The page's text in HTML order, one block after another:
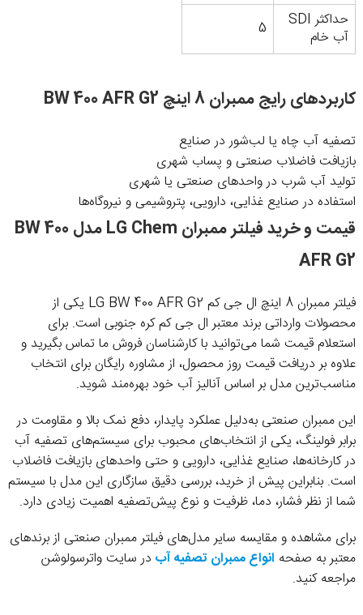
حداکثر SDI
آب خام
5
کاربردهای رایج ممبران 8 اینچ BW 400 AFR G2
تصفیه آب چاه یا لب‌شور در صنایع
بازیافت فاضلاب صنعتی و پساب شهری
تولید آب شرب در واحدهای صنعتی یا شهری
استفاده در صنایع غذایی، دارویی، پتروشیمی و نیروگاه‌ها
قیمت و خرید فیلتر ممبران LG Chem مدل BW 400
AFR G2
فیلتر ممبران 8 اینچ ال جی کم LG BW 400 AFR G2 یکی از
محصولات وارداتی برند معتبر ال جی کم کره جنوبی است. برای
استعلام قیمت شما می‌توانید با کارشناسان فروش ما تماس بگیرید و
علاوه بر دریافت قیمت روز محصول، از مشاوره رایگان برای انتخاب
مناسب‌ترین مدل بر اساس آنالیز آب خود بهره‌مند شوید.
این ممبران صنعتی به‌دلیل عملکرد پایدار، دفع نمک بالا و مقاومت در
برابر فولینگ، یکی از انتخاب‌های محبوب برای سیستم‌های تصفیه آب
در کارخانه‌ها، صنایع غذایی، دارویی و حتی واحدهای بازیافت فاضلاب
است. بنابراین پیش از خرید، بررسی دقیق سازگاری این مدل با سیستم
شما از نظر فشار، دما، ظرفیت و نوع پیش‌تصفیه اهمیت زیادی دارد.
برای مشاهده و مقایسه سایر مدل‌های فیلتر ممبران صنعتی از برندهای
معتبر به صفحه انواع ممبران تصفیه آب در سایت واترسولوشن
مراجعه کنید.